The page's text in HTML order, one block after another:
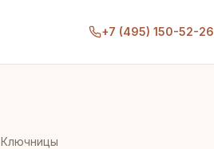
+7 (495) 150-52-26
Ключницы